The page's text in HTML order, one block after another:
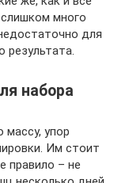
много
для
результата.
набора
упор
Им стоит
правило – не